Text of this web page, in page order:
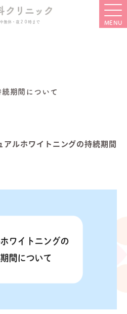
無休・夜２０時まで
期間について
アルホワイトニングの持続期間